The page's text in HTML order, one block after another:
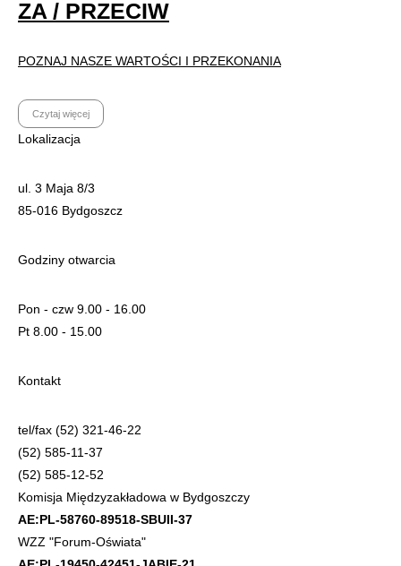
ZA / PRZECIW
POZNAJ NASZE WARTOŚCI I PRZEKONANIA
Czytaj więcej
Lokalizacja
ul. 3 Maja 8/3
85-016 Bydgoszcz
Godziny otwarcia
Pon - czw 9.00 - 16.00
Pt 8.00 - 15.00
Kontakt
tel/fax (52) 321-46-22
(52) 585-11-37
(52) 585-12-52
Komisja Międzyzakładowa w Bydgoszczy
AE:PL-58760-89518-SBUII-37
WZZ "Forum-Oświata"